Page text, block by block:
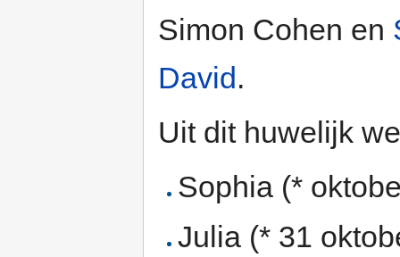
Simon Cohen en
David .
Uit dit huwelijk
Sophia (*
Julia (* 31